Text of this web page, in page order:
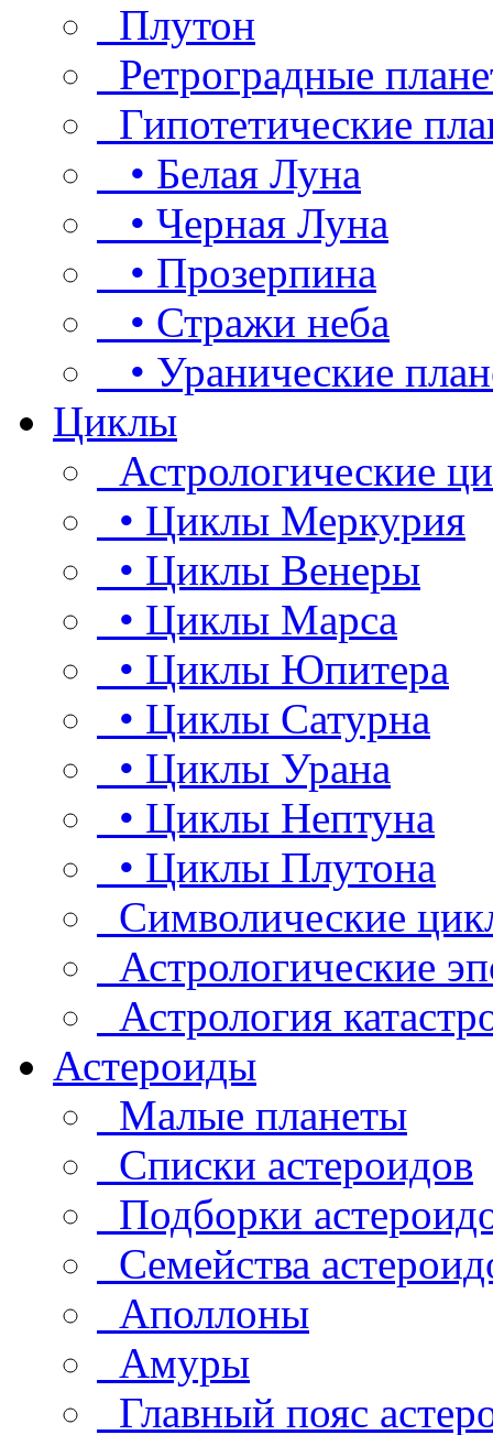
Плутон
Ретроградные
Гипотетические
• Белая Луна
• Черная Луна
• Прозерпина
• Стражи неба
• Уранические
Циклы
Астрологические
• Циклы Меркурия
• Циклы Венеры
• Циклы Марса
• Циклы Юпитера
• Циклы Сатурна
• Циклы Урана
• Циклы Нептуна
• Циклы Плутона
Символические
Астрологические
Астрология
Астероиды
Малые планеты
Списки астероидов
Подборки
Семейства
Аполлоны
Амуры
Главный пояс